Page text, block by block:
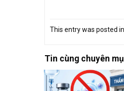
This entry was posted in
Tin cùng chuyên